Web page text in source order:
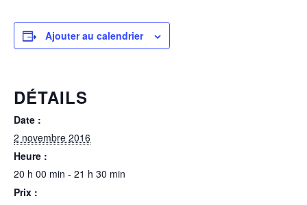
Ajouter au calendrier
DÉTAILS
Date :
2 novembre 2016
Heure :
20 h 00 min - 21 h 30 min
Prix :